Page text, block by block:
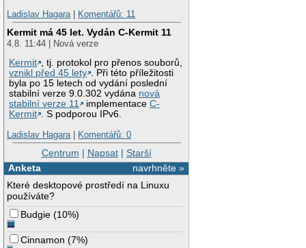
Ladislav Hagara| Komentářů: 11
Kermit má 45 let. Vydán C-Kermit 11
4.8. 11:44 | Nová verze
Kermit , tj. protokol pro přenos souborů,
vznikl před 45 lety . Při této příležitosti
byla po 15 letech od vydání poslední
stabilní verze 9.0.302 vydána nová
stabilní verze 11
implementaceC-
Kermit . S podporou IPv6.
Ladislav Hagara| Komentářů: 0
Centrum | Napsat| Starší
navrhněte »
Anketa
Které desktopové prostředí na Linuxu
používáte?
Budgie (10%)
Cinnamon (7%)